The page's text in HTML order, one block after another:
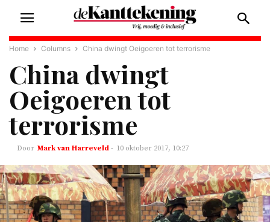
Home Columns China dwingt Oeigoeren tot terrorisme
China dwingt
Oeigoeren tot
terrorisme
Mark van Harreveld - 10 oktober 2017, 10:27